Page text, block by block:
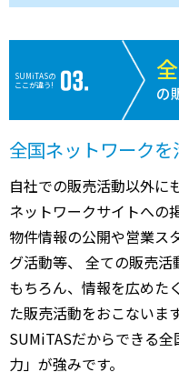
SUMiTASの
ここが違う!
の
全国ネットワークを
自社での販売活動以外に
ネットワークサイトへの
物件情報の公開や営業ス
グ活動等、 全ての販売活
もちろん、情報を広めた
た販売活動をおこないます
SUMiTASだからできる
力」が強みです。